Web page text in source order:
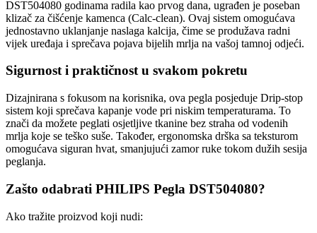
DST504080 godinama radila kao prvog dana, ugrađen je poseban
klizač za čišćenje kamenca (Calc-clean). Ovaj sistem omogućava
jednostavno uklanjanje naslaga kalcija, čime se produžava radni
vijek uređaja i sprečava pojava bijelih mrlja na vašoj tamnoj odjeći.
Sigurnost i praktičnost u svakom pokretu
Dizajnirana s fokusom na korisnika, ova pegla posjeduje Drip-stop
sistem koji sprečava kapanje vode pri niskim temperaturama. To
znači da možete peglati osjetljive tkanine bez straha od vodenih
mrlja koje se teško suše. Također, ergonomska drška sa teksturom
omogućava siguran hvat, smanjujući zamor ruke tokom dužih sesija
peglanja.
Zašto odabrati PHILIPS Pegla DST504080?
Ako tražite proizvod koji nudi: